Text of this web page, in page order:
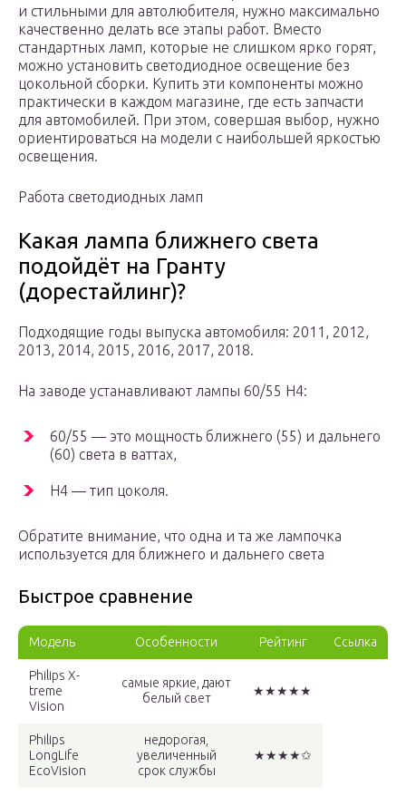
и стильными для автолюбителя, нужно максимально
качественно делать все этапы работ. Вместо
стандартных ламп, которые не слишком ярко горят,
можно установить светодиодное освещение без
цокольной сборки. Купить эти компоненты можно
практически в каждом магазине, где есть запчасти
для автомобилей. При этом, совершая выбор, нужно
ориентироваться на модели с наибольшей яркостью
освещения.
Работа светодиодных ламп
Какая лампа ближнего света
подойдёт на Гранту
(дорестайлинг)?
Подходящие годы выпуска автомобиля: 2011, 2012,
2013, 2014, 2015, 2016, 2017, 2018.
На заводе устанавливают лампы 60/55 H4:
60/55 — это мощность ближнего (55) и дальнего
(60) света в ваттах,
H4 — тип цоколя.
Обратите внимание, что одна и та же лампочка
используется для ближнего и дальнего света
Быстрое сравнение
Модель Особенности Рейтинг Ссылка
Philips X-
treme
Vision
самые яркие, дают
белый свет
★★★★★
Philips
LongLife
EcoVision
недорогая,
увеличенный
срок службы
★★★★✩